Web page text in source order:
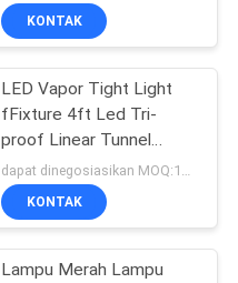
KONTAK
LED Vapor Tight Light
fFixture 4ft Led Tri-
proof Linear Tunnel
Lighting
KONTAK
Lampu Merah Lampu